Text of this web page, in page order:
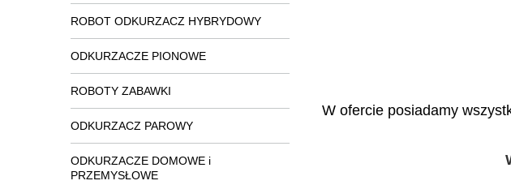
ROBOT ODKURZACZ HYBRYDOWY
ODKURZACZE PIONOWE
ROBOTY ZABAWKI
ODKURZACZ PAROWY
ODKURZACZE DOMOWE i
PRZEMYSŁOWE
W ofercie posiadamy